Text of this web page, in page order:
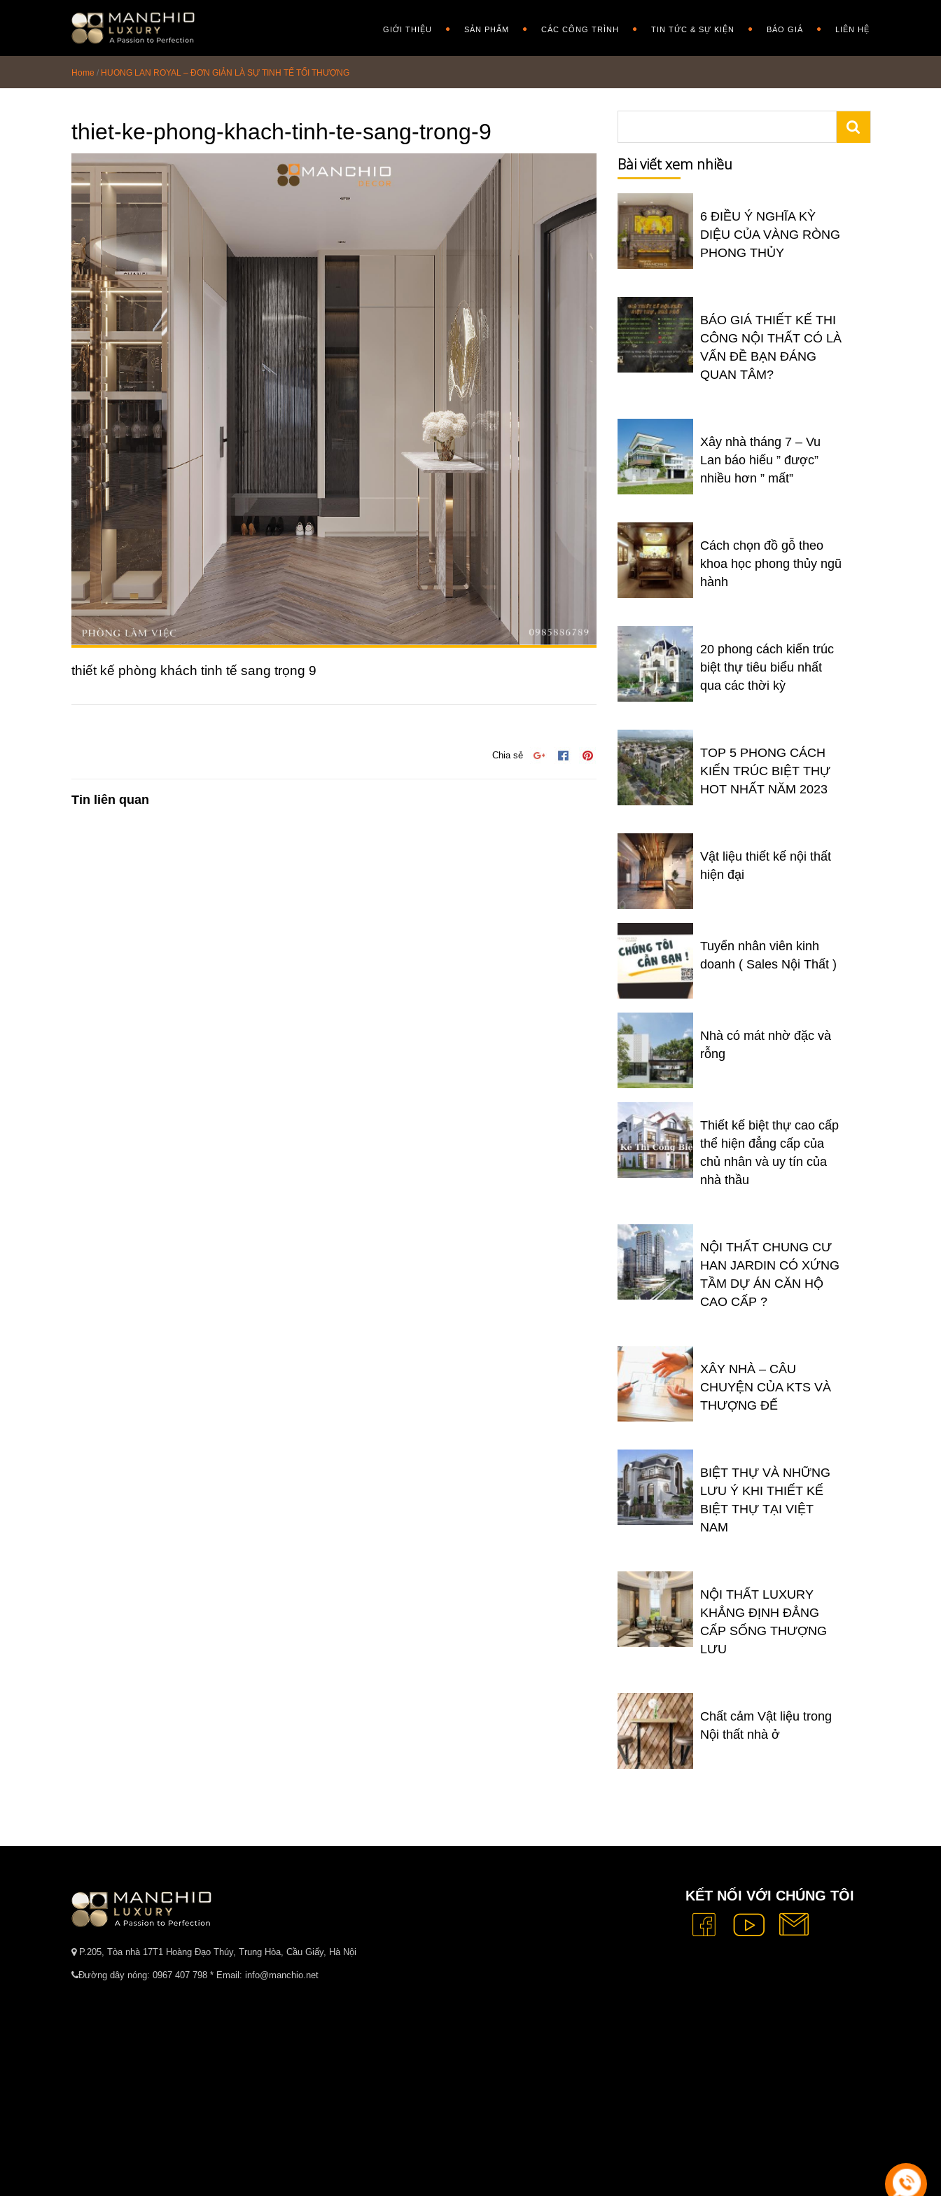
GIỚI THIỆU SẢN PHẨM CÁC CÔNG TRÌNH TIN TỨC & SỰ KIỆN BÁO GIÁ LIÊN HỆ
Home / HUONG LAN ROYAL – ĐƠN GIẢN LÀ SỰ TINH TẾ TỐI THƯỢNG
thiet-ke-phong-khach-tinh-te-sang-trong-9
thiết kế phòng khách tinh tế sang trọng 9
Chia sẻ
Tin liên quan
Bài viết xem nhiều
6 ĐIỀU Ý NGHĨA KỲ
DIỆU CỦA VÀNG RÒNG
PHONG THỦY
BÁO GIÁ THIẾT KẾ THI
CÔNG NỘI THẤT CÓ LÀ
VẤN ĐỀ BẠN ĐÁNG
QUAN TÂM?
Xây nhà tháng 7 – Vu
Lan báo hiếu ” được”
nhiều hơn ” mất”
Cách chọn đồ gỗ theo
khoa học phong thủy ngũ
hành
20 phong cách kiến trúc
biệt thự tiêu biểu nhất
qua các thời kỳ
TOP 5 PHONG CÁCH
KIẾN TRÚC BIỆT THỰ
HOT NHẤT NĂM 2023
Vật liệu thiết kế nội thất
hiện đại
Tuyển nhân viên kinh
doanh ( Sales Nội Thất )
Nhà có mát nhờ đặc và
rỗng
Thiết kế biệt thự cao cấp
thể hiện đẳng cấp của
chủ nhân và uy tín của
nhà thầu
NỘI THẤT CHUNG CƯ
HAN JARDIN CÓ XỨNG
TẦM DỰ ÁN CĂN HỘ
CAO CẤP ?
XÂY NHÀ – CÂU
CHUYỆN CỦA KTS VÀ
THƯỢNG ĐẾ
BIỆT THỰ VÀ NHỮNG
LƯU Ý KHI THIẾT KẾ
BIỆT THỰ TẠI VIỆT
NAM
NỘI THẤT LUXURY
KHẲNG ĐỊNH ĐẲNG
CẤP SỐNG THƯỢNG
LƯU
Chất cảm Vật liệu trong
Nội thất nhà ở
P.205, Tòa nhà 17T1 Hoàng Đạo Thúy, Trung Hòa, Cầu Giấy, Hà Nội
Đường dây nóng: 0967 407 798 * Email: info@manchio.net
KẾT NỐI VỚI CHÚNG TÔI